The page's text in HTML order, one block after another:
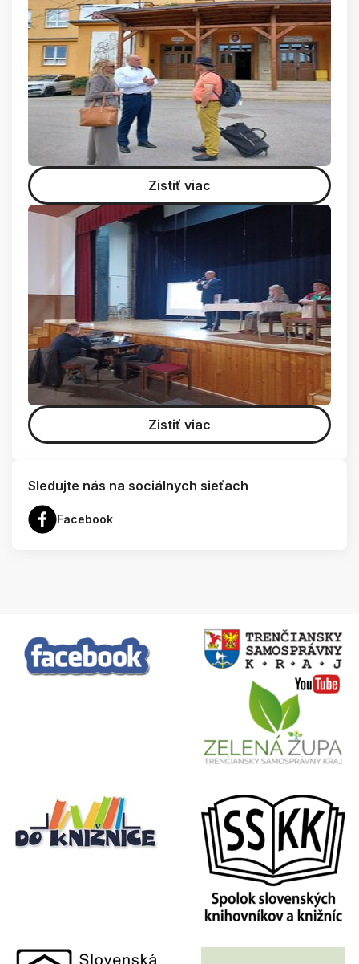
Zistiť viac
Zistiť viac
Sledujte nás na sociálnych sieťach
Facebook